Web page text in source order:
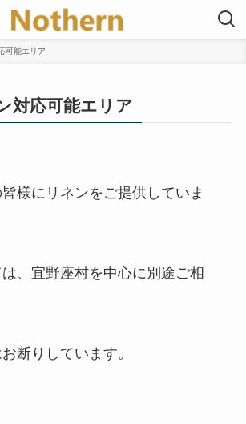
可能エリア
対応可能エリア
様にリネンをご提供していま
、宜野座村を中心に別途ご相
断りしています。